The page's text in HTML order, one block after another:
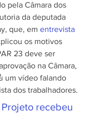
pela Câmara dos
da deputada
que, em entrevista
os motivos
23 deve ser
na Câmara,
um vídeo falando
dos trabalhadores.
Projeto recebeu